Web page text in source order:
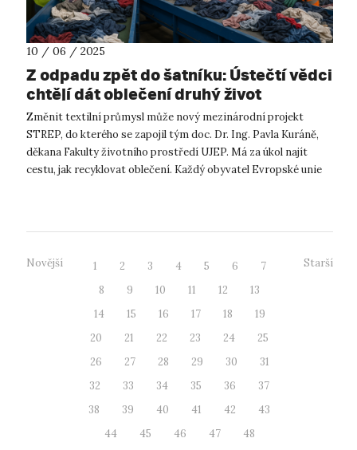
10 / 06 / 2025
Z odpadu zpět do šatníku: Ústečtí vědci
chtějí dát oblečení druhý život
Změnit textilní průmysl může nový mezinárodní projekt
STREP, do kterého se zapojil tým doc. Dr. Ing. Pavla Kuráně,
děkana Fakulty životního prostředí UJEP. Má za úkol najít
cestu, jak recyklovat oblečení. Každý obyvatel Evropské unie
Novější 1 2 3 4 5 6
7
8
9 10 11 12
13
14
15 16 17 18
19
20
21 22 23 24
25
26
27 28 29 30
31
32
33 34 35 36
37
38
39 40 41 42
43
44
45 46 47
48
Starší